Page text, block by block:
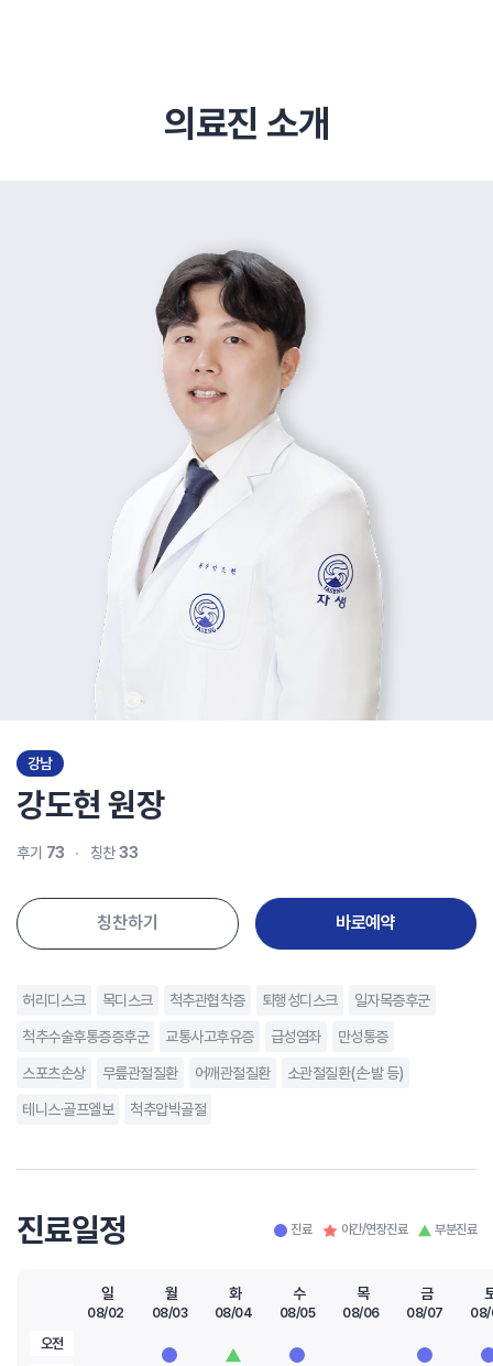
#초음파약침 #척추압박골절
의료진 소개
강남
강도현 원장
후기 73 칭찬 33
칭찬하기 바로예약
허리디스크 목디스크 척추관협착증 퇴행성디스크 일자목증후군
척추수술후통증증후군 교통사고후유증 급성염좌 만성통증
스포츠손상 무릎관절질환 어깨관절질환 소관절질환(손·발 등)
테니스·골프엘보 척추압박골절
진료일정 진료 야간/연장진료 부분진료
오전
일
08/02
월
08/03
화
08/04
수
08/05
목
08/06
금
08/07